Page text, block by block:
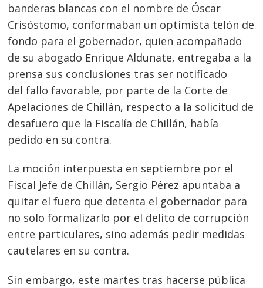
banderas blancas con el nombre de Óscar
Crisóstomo, conformaban un optimista telón de
fondo para el gobernador, quien acompañado
de su abogado Enrique Aldunate, entregaba a la
prensa sus conclusiones tras ser notificado
del fallo favorable, por parte de la Corte de
Apelaciones de Chillán, respecto a la solicitud de
desafuero que la Fiscalía de Chillán, había
pedido en su contra.
La moción interpuesta en septiembre por el
Fiscal Jefe de Chillán, Sergio Pérez apuntaba a
quitar el fuero que detenta el gobernador para
no solo formalizarlo por el delito de corrupción
entre particulares, sino además pedir medidas
cautelares en su contra.
Sin embargo, este martes tras hacerse pública